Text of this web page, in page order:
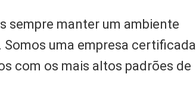
sempre manter um ambiente
uma empresa certificada
com os mais altos padrões de